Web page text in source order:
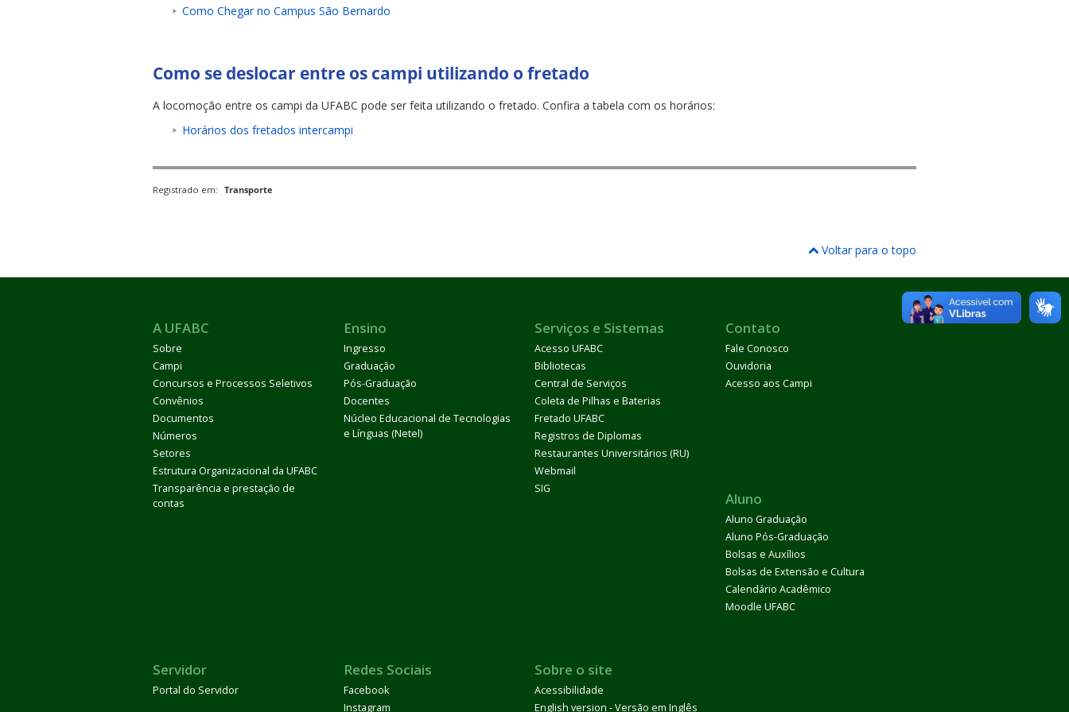
Como Chegar no Campus São Bernardo
Como se deslocar entre os campi utilizando o fretado
A locomoção entre os campi da UFABC pode ser feita utilizando o fretado. Confira a tabela com os horários:
Horários dos fretados intercampi
Registrado em: Transporte
Voltar para o topo
A UFABC
Sobre
Campi
Concursos e Processos Seletivos
Convênios
Documentos
Números
Setores
Estrutura Organizacional da UFABC
Transparência e prestação de
contas
Ensino
Ingresso
Graduação
Pós-Graduação
Docentes
Núcleo Educacional de Tecnologias
e Línguas (Netel)
Serviços e Sistemas
Acesso UFABC
Bibliotecas
Central de Serviços
Coleta de Pilhas e Baterias
Fretado UFABC
Registros de Diplomas
Restaurantes Universitários (RU)
Webmail
SIG
Contato
Fale Conosco
Ouvidoria
Acesso aos Campi
Aluno
Aluno Graduação
Aluno Pós-Graduação
Bolsas e Auxílios
Bolsas de Extensão e Cultura
Calendário Acadêmico
Moodle UFABC
Servidor
Portal do Servidor
Redes Sociais
Facebook
Instagram
Sobre o site
Acessibilidade
English version - Versão em Inglês